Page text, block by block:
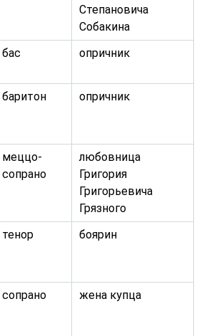
Степановича
Собакина
бас опричник
баритон опричник
меццо-
сопрано
любовница
Григория
Григорьевича
Грязного
тенор боярин
сопрано жена купца